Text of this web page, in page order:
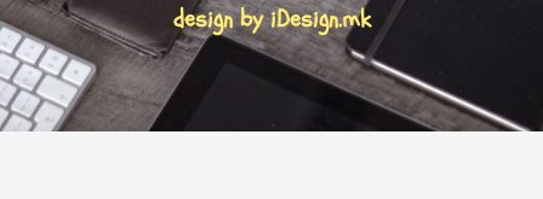
design by iDesign.mk